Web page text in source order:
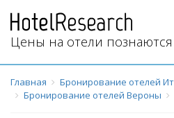
Цены на отели
Главная
Бронирование отелей
Бронирование отелей Вероны